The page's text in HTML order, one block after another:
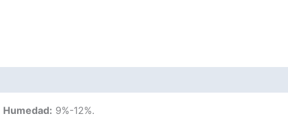
Humedad: 9%-12%.